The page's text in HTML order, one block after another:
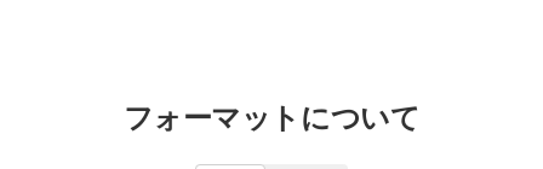
フォーマットについて